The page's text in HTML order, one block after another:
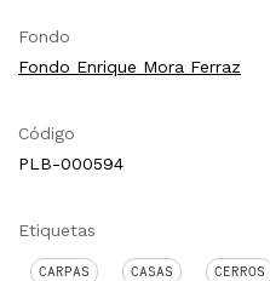
Fondo
Fondo Enrique Mora Ferraz
Código
PLB-000594
Etiquetas
CARPAS CASAS CERROS